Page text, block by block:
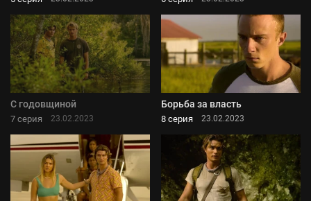
С годовщиной
7 серия 23.02.2023
Борьба за власть
8 серия 23.02.2023